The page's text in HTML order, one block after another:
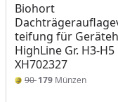
Biohort
teifung für
HighLine Gr. H3-H5
XH702327
90179 Münzen